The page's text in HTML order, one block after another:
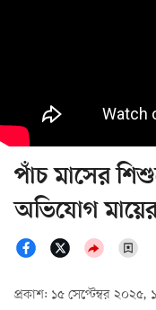
পাঁচ মাসের
অভিযোগ মায়ের
প্রকাশ: ১৫ সেপ্টেম্বর ২০২৫,